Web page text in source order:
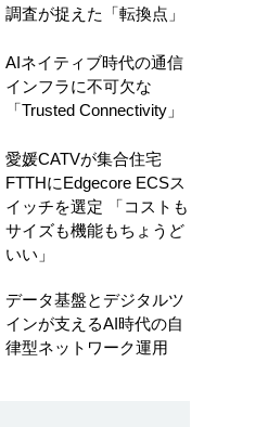
調査が捉えた「転換点」
AIネイティブ時代の通信
インフラに不可欠な
「Trusted Connectivity」
愛媛CATVが集合住宅
FTTHにEdgecore ECSス
イッチを選定 「コストも
サイズも機能もちょうど
いい」
データ基盤とデジタルツ
インが支えるAI時代の自
律型ネットワーク運用